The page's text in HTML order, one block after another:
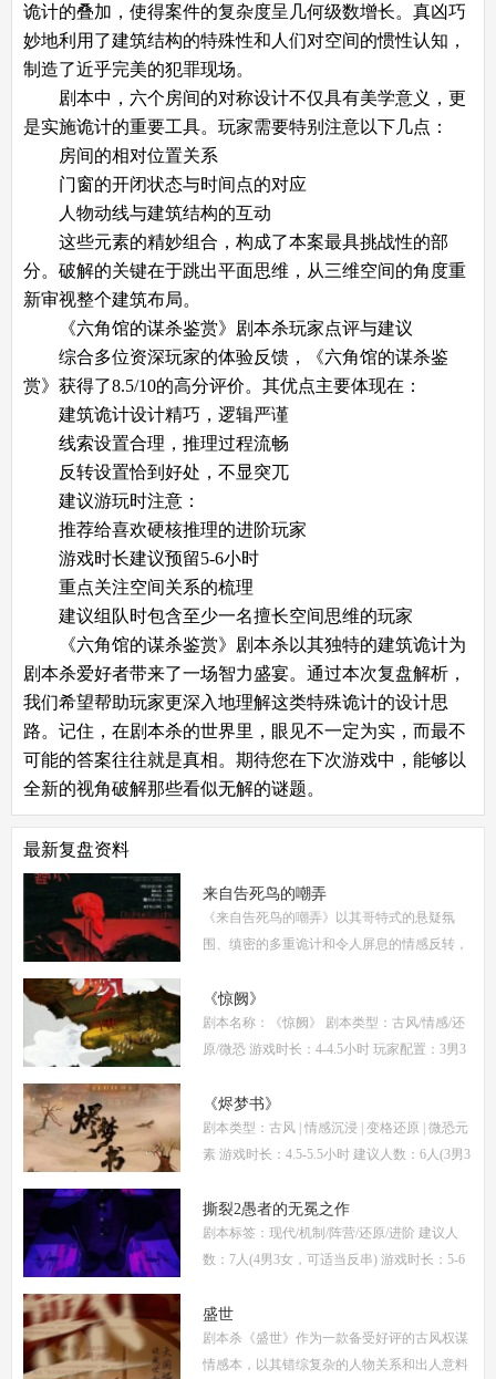
诡计的叠加，使得案件的复杂度呈几何级数增长。真凶巧
妙地利用了建筑结构的特殊性和人们对空间的惯性认知，
制造了近乎完美的犯罪现场。
剧本中，六个房间的对称设计不仅具有美学意义，更
是实施诡计的重要工具。玩家需要特别注意以下几点：
房间的相对位置关系
门窗的开闭状态与时间点的对应
人物动线与建筑结构的互动
这些元素的精妙组合，构成了本案最具挑战性的部
分。破解的关键在于跳出平面思维，从三维空间的角度重
新审视整个建筑布局。
《六角馆的谋杀鉴赏》剧本杀玩家点评与建议​​
综合多位资深玩家的体验反馈，《六角馆的谋杀鉴
赏》获得了8.5/10的高分评价。其优点主要体现在：
建筑诡计设计精巧，逻辑严谨
线索设置合理，推理过程流畅
反转设置恰到好处，不显突兀
建议游玩时注意：
推荐给喜欢硬核推理的进阶玩家
游戏时长建议预留5-6小时
重点关注空间关系的梳理
建议组队时包含至少一名擅长空间思维的玩家
《六角馆的谋杀鉴赏》剧本杀以其独特的建筑诡计为
剧本杀爱好者带来了一场智力盛宴。通过本次复盘解析，
我们希望帮助玩家更深入地理解这类特殊诡计的设计思
路。记住，在剧本杀的世界里，眼见不一定为实，而最不
可能的答案往往就是真相。期待您在下次游戏中，能够以
全新的视角破解那些看似无解的谜题。
最新复盘资料
来自告死鸟的嘲弄
《来自告死鸟的嘲弄》以其哥特式的悬疑氛
围、缜密的多重诡计和令人屏息的情感反转，
南将从线索流程梳理、角色任务解析、核心诡
计拆
《惊阙》
剧本名称：《惊阙》 剧本类型：古风/情感/还
原/微恐 游戏时长：4-4.5小时 玩家配置：3男3
体验测评内容，复盘答案仅需2步： (1)关注微
信公
《烬梦书》
剧本类型：古风 | 情感沉浸 | 变格还原 | 微恐元
素 游戏时长：4.5-5.5小时 建议人数：6人(3男3
风故事、情感细腻、偏好剧情还原的玩家 《烬
梦
撕裂2愚者的无冕之作
剧本标签：现代/机制/阵营/还原/进阶 建议人
数：7人(4男3女，可适当反串) 游戏时长：5-6
《撕裂2愚者的无冕之作》玩家点评关键词：
机制
盛世
剧本杀《盛世》作为一款备受好评的古风权谋
情感本，以其错综复杂的人物关系和出人意料